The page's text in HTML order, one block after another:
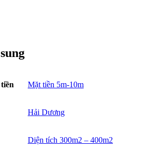
Mặt tiền 5m-10m
Hải Dương
Diện tích 300m2 – 400m2